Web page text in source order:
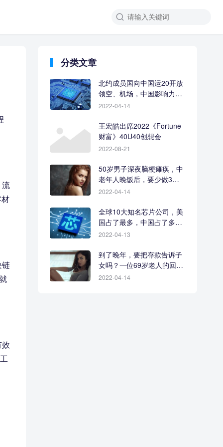
流
链
分类文章
北约成员国向中国运20开放
领空、机场，中国影响力让
人羡慕
2022-04-14
王宏皓出席2022《Fortune
财富》40U40创想会
2022-08-21
50岁男子深夜脑梗瘫痪，中
老年人晚饭后，要少做3件
事
2022-04-14
全球10大知名芯片公司，美
国占了最多，中国占了多
少？
2022-04-13
到了晚年，要把存款告诉子
女吗？一位69岁老人的回答
很现实
2022-04-14